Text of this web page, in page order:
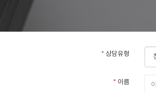
* 상담유형
* 이름